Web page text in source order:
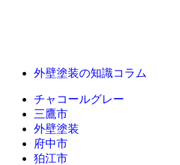
外壁塗装の知識コラム
チャコールグレー
三鷹市
外壁塗装
府中市
狛江市